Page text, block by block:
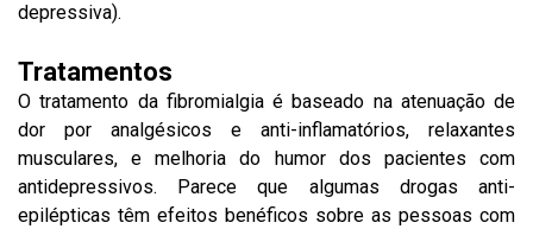
depressiva).
Tratamentos
O tratamento da fibromialgia é baseado na atenuação de
dor por analgésicos e anti-inflamatórios, relaxantes
musculares, e melhoria do humor dos pacientes com
antidepressivos. Parece que algumas drogas anti-
epilépticas têm efeitos benéficos sobre as pessoas com